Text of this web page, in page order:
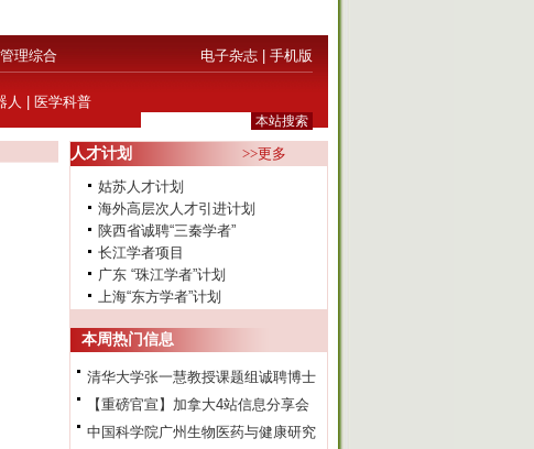
管理综合 电子杂志 手机版
人 医学科普
人才计划
>>更多
姑苏人才计划
海外高层次人才引进计划
陕西省诚聘“三秦学者”
长江学者项目
广东 “珠江学者”计划
上海“东方学者”计划
本周热门信息
清华大学张一慧教授课题组诚聘博士
【重磅官宣】加拿大4站信息分享会
中国科学院广州生物医药与健康研究